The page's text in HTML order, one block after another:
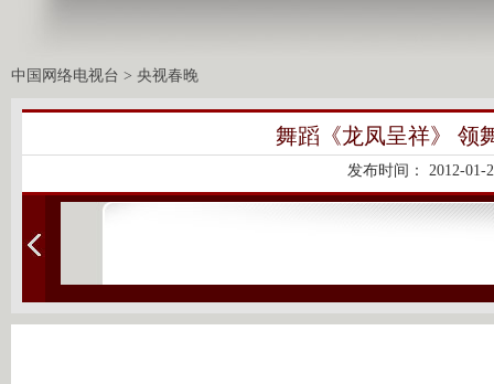
中国网络电视台 > 央视春晚
舞蹈《龙凤呈祥》 领
发布时间： 2012-01-